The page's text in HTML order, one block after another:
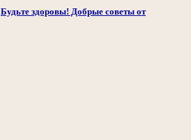
Будьте здоровы! Добрые советы от